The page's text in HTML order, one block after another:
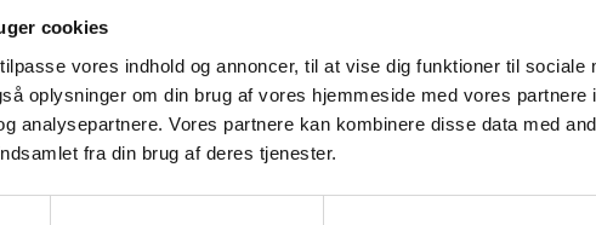
cookies
vores indhold og annoncer, til at vise dig funktioner til sociale
oplysninger om din brug af vores hjemmeside med vores partnere
analysepartnere. Vores partnere kan kombinere disse data med
fra din brug af deres tjenester.